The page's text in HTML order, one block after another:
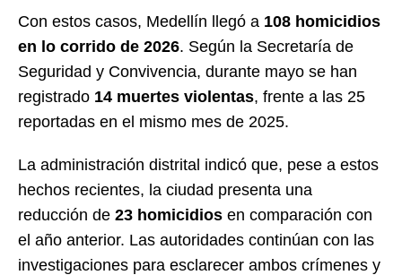
Con estos casos, Medellín llegó a 108 homicidios
en lo corrido de 2026. Según la Secretaría de
Seguridad y Convivencia, durante mayo se han
registrado 14 muertes violentas, frente a las 25
reportadas en el mismo mes de 2025.
La administración distrital indicó que, pese a estos
hechos recientes, la ciudad presenta una
reducción de 23 homicidios en comparación con
el año anterior. Las autoridades continúan con las
investigaciones para esclarecer ambos crímenes y